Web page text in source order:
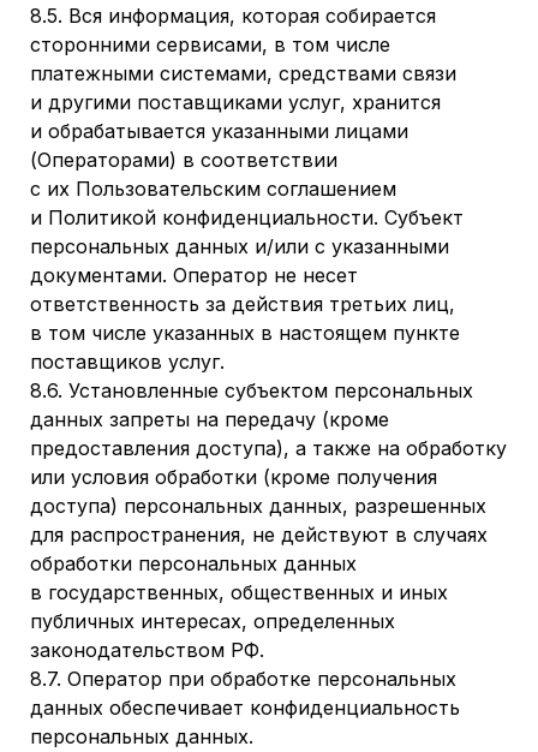
8.5. Вся информация, которая собирается
сторонними сервисами, в том числе
платежными системами, средствами связи
и другими поставщиками услуг, хранится
и обрабатывается указанными лицами
(Операторами) в соответствии
с их Пользовательским соглашением
и Политикой конфиденциальности. Субъект
персональных данных и/или с указанными
документами. Оператор не несет
ответственность за действия третьих лиц,
в том числе указанных в настоящем пункте
поставщиков услуг.
8.6. Установленные субъектом персональных
данных запреты на передачу (кроме
предоставления доступа), а также на обработку
или условия обработки (кроме получения
доступа) персональных данных, разрешенных
для распространения, не действуют в случаях
обработки персональных данных
в государственных, общественных и иных
публичных интересах, определенных
законодательством РФ.
8.7. Оператор при обработке персональных
данных обеспечивает конфиденциальность
персональных данных.